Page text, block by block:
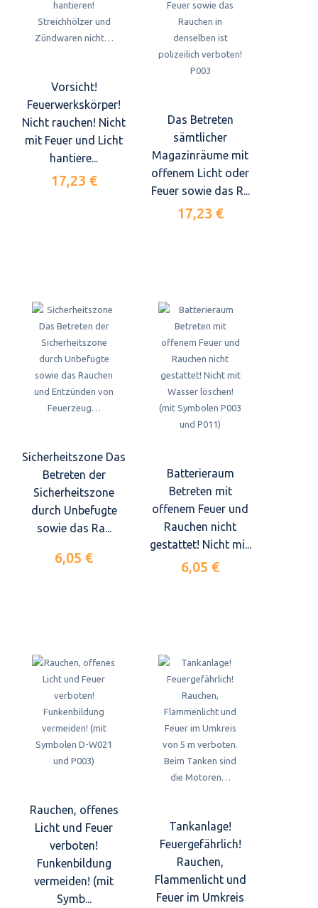
Vorsicht!
Feuerwerkskörper!
Nicht rauchen! Nicht
mit Feuer und Licht
hantiere...
17,23 €
Das Betreten
sämtlicher
Magazinräume mit
offenem Licht oder
Feuer sowie das R...
17,23 €
Sicherheitszone Das
Betreten der
Sicherheitszone
durch Unbefugte
sowie das Ra...
6,05 €
Batterieraum
Betreten mit
offenem Feuer und
Rauchen nicht
gestattet! Nicht mi...
6,05 €
Rauchen, offenes
Licht und Feuer
verboten!
Funkenbildung
vermeiden! (mit
Symb...
Tankanlage!
Feuergefährlich!
Rauchen,
Flammenlicht und
Feuer im Umkreis